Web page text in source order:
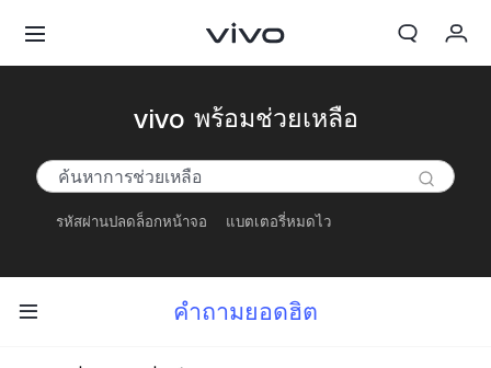
ลงชื่อเข้าใช้/ลงทะเบียน
vivo พร้อมช่วยเหลือ
รหัสผ่านปลดล็อกหน้าจอ แบตเตอรี่หมดไว
คำถามยอดฮิต